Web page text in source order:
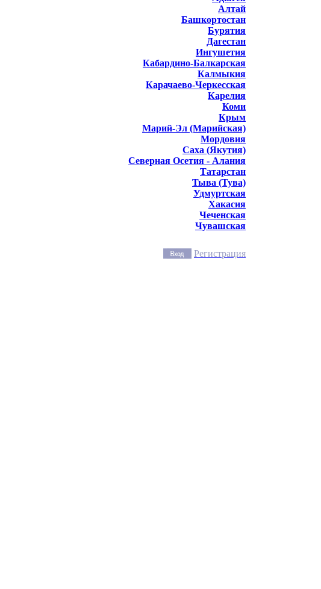
Алтай
Башкортостан
Бурятия
Дагестан
Ингушетия
Кабардино-Балкарская
Калмыкия
Карачаево-Черкесская
Карелия
Коми
Крым
Марий-Эл (Марийская)
Мордовия
Саха (Якутия)
Северная Осетия - Алания
Татарстан
Тыва (Тува)
Удмуртская
Хакасия
Чеченская
Чувашская
Регистрация